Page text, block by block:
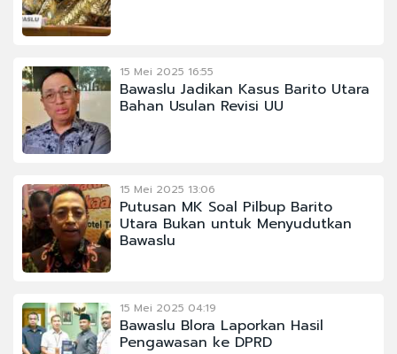
15 Mei 2025 16:55
Bawaslu Jadikan Kasus Barito Utara
Bahan Usulan Revisi UU
15 Mei 2025 13:06
Putusan MK Soal Pilbup Barito
Utara Bukan untuk Menyudutkan
Bawaslu
15 Mei 2025 04:19
Bawaslu Blora Laporkan Hasil
Pengawasan ke DPRD